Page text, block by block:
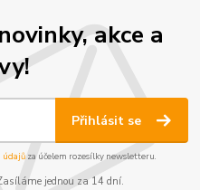
akce a
Přihlásit se
údajůza účelem rozesílky newsletteru.
jednou za 14 dní.